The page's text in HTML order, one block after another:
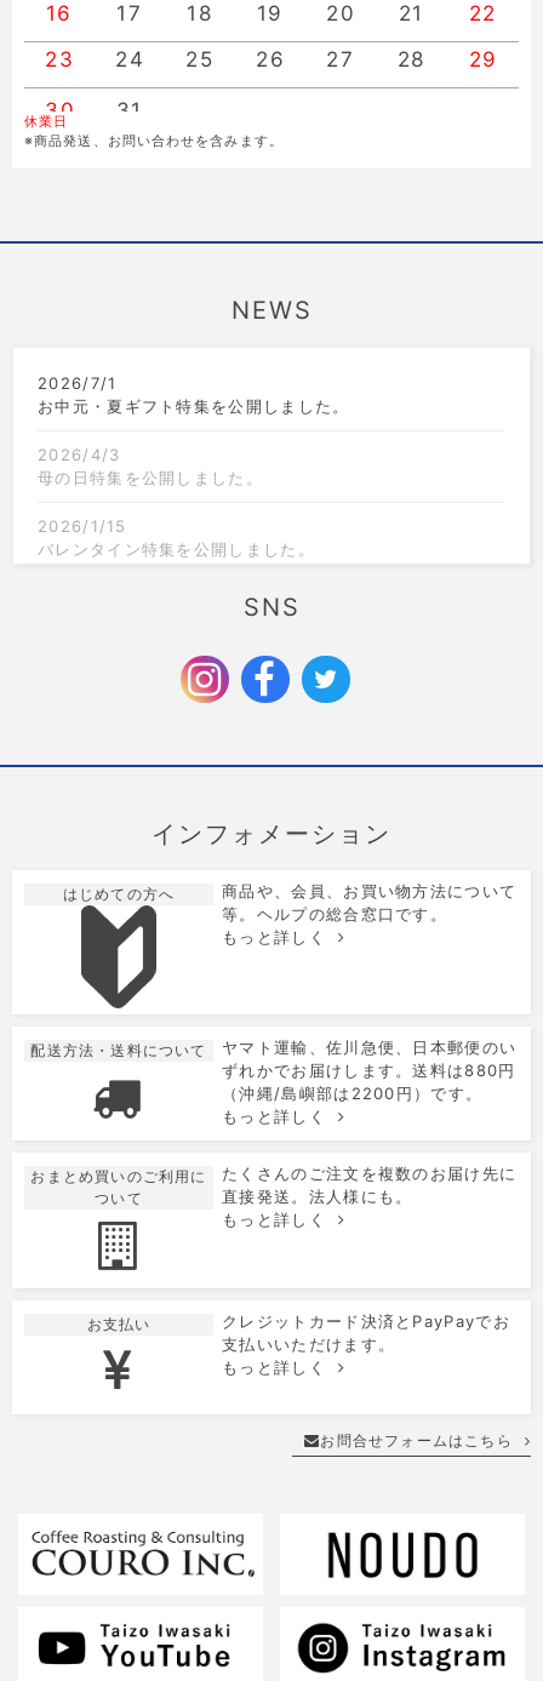
16
17 18 19 20 21
22
23
24 25 26 27 28 29
30 31
休業日
※商品発送、お問い合わせを含みます。
NEWS
2026/7/1
お中元・夏ギフト特集を公開しました。
2026/4/3
母の日特集を公開しました。
2026/1/15
バレンタイン特集を公開しました。
クリスマス限定のラッピングを追加しました。
お歳暮特集を公開しました。
SNS
インフォメーション
はじめての方へ
商品や、会員、お買い物方法について
等。ヘルプの総合窓口です。
もっと詳しく
配送方法・送料について
ヤマト運輸、佐川急便、日本郵便のい
ずれかでお届けします。送料は880円
（沖縄/島嶼部は2200円）です。
もっと詳しく
おまとめ買いのご利用に
ついて
たくさんのご注文を複数のお届け先に
直接発送。法人様にも。
もっと詳しく
お支払い
クレジットカード決済とPayPayでお
支払いいただけます。
もっと詳しく
お問合せフォームはこちら